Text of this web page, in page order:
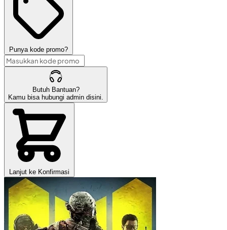
Punya kode promo?
Butuh Bantuan?
Kamu bisa hubungi admin disini.
Lanjut ke Konfirmasi